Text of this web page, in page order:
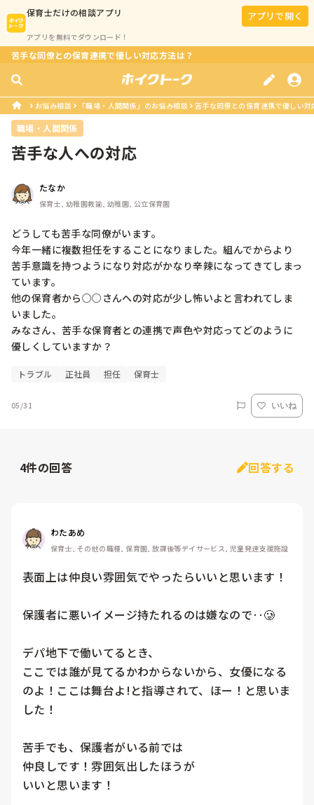
保育士だけの相談アプリ
アプリを無料でダウンロード！
アプリで開く
苦手な同僚との保育連携で優しい対応方法は？
お悩み相談 「職場・人間関係」のお悩み相談 苦手な同僚との保育連携で優しい対
職場・人間関係
苦手な人への対応
たなか
保育士, 幼稚園教諭, 幼稚園, 公立保育園
どうしても苦手な同僚がいます。
今年一緒に複数担任をすることになりました。組んでからより
苦手意識を持つようになり対応がかなり辛辣になってきてしまっ
ています。
他の保育者から○○さんへの対応が少し怖いよと言われてしま
いました。
みなさん、苦手な保育者との連携で声色や対応ってどのように
優しくしていますか？
トラブル 正社員 担任 保育士
05/31 いいね
4件の回答 回答する
わたあめ
保育士, その他の職種, 保育園, 放課後等デイサービス, 児童発達支援施設
表面上は仲良い雰囲気でやったらいいと思います！
保護者に悪いイメージ持たれるのは嫌なので‥🥲
デパ地下で働いてるとき、
ここでは誰が見てるかわからないから、女優になる
のよ！ここは舞台よ!と指導されて、ほー！と思いま
した！
苦手でも、保護者がいる前では
仲良しです！雰囲気出したほうが
いいと思います！